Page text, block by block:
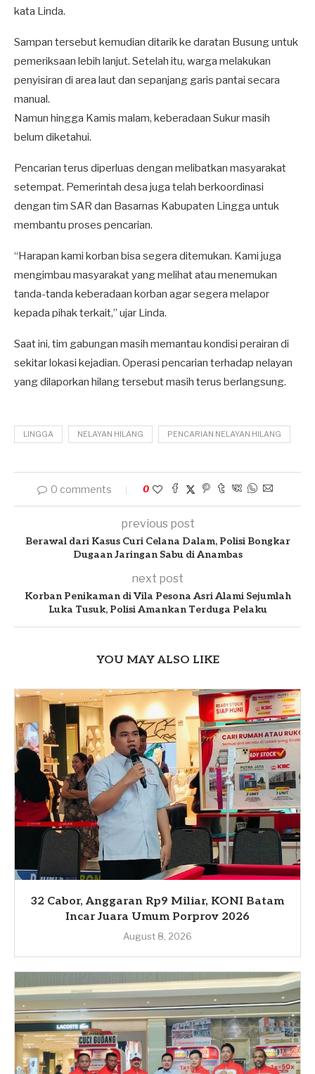
kata Linda.
Sampan tersebut kemudian ditarik ke daratan Busung untuk
pemeriksaan lebih lanjut. Setelah itu, warga melakukan
penyisiran di area laut dan sepanjang garis pantai secara
manual.
Namun hingga Kamis malam, keberadaan Sukur masih
belum diketahui.
Pencarian terus diperluas dengan melibatkan masyarakat
setempat. Pemerintah desa juga telah berkoordinasi
dengan tim SAR dan Basarnas Kabupaten Lingga untuk
membantu proses pencarian.
“Harapan kami korban bisa segera ditemukan. Kami juga
mengimbau masyarakat yang melihat atau menemukan
tanda-tanda keberadaan korban agar segera melapor
kepada pihak terkait,” ujar Linda.
Saat ini, tim gabungan masih memantau kondisi perairan di
sekitar lokasi kejadian. Operasi pencarian terhadap nelayan
yang dilaporkan hilang tersebut masih terus berlangsung.
LINGGA NELAYAN HILANG PENCARIAN NELAYAN HILANG
0 comments 0
previous post
Berawal dari Kasus Curi Celana Dalam, Polisi Bongkar
Dugaan Jaringan Sabu di Anambas
next post
Korban Penikaman di Vila Pesona Asri Alami Sejumlah
Luka Tusuk, Polisi Amankan Terduga Pelaku
YOU MAY ALSO LIKE
32 Cabor, Anggaran Rp9 Miliar, KONI Batam
Incar Juara Umum Porprov 2026
August 8, 2026